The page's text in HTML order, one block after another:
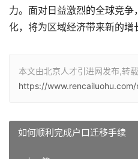
力。面对日益激烈的全球竞
化，将为区域经济带来新的增
本文由北京人才引进网发布,转载
https://
如何顺利完成户口迁移手续